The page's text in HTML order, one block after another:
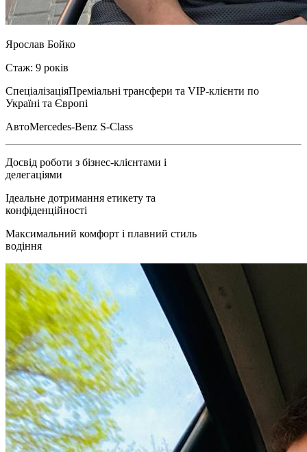
Ярослав Бойко
Стаж: 9 років
СпеціалізаціяПреміальні трансфери та VIP-клієнти по
Україні та Європі
АвтоMercedes-Benz S-Class
Досвід роботи з бізнес-клієнтами і
делегаціями
Ідеальне дотримання етикету та
конфіденційності
Максимальний комфорт і плавний стиль
водіння